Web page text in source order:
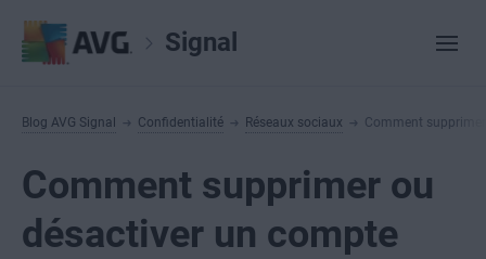
Signal
Blog AVG Signal Confidentialité Réseaux sociaux Comment
Comment supprimer ou
désactiver un compte